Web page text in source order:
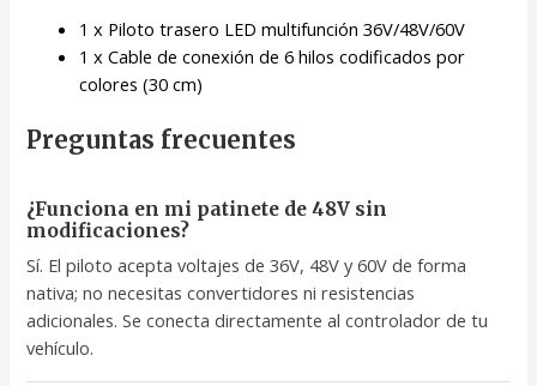
1 x Piloto trasero LED multifunción 36V/48V/60V
1 x Cable de conexión de 6 hilos codificados por
colores (30 cm)
Preguntas frecuentes
¿Funciona en mi patinete de 48V sin
modificaciones?
Sí. El piloto acepta voltajes de 36V, 48V y 60V de forma
nativa; no necesitas convertidores ni resistencias
adicionales. Se conecta directamente al controlador de tu
vehículo.